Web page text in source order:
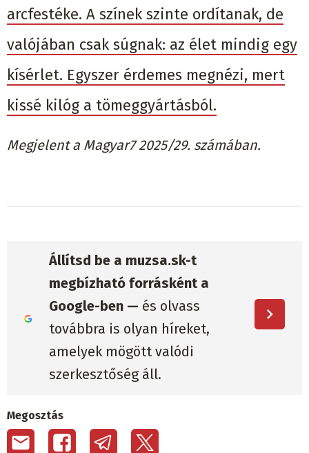
arcfestéke. A színek szinte ordítanak, de
valójában csak súgnak: az élet mindig egy
kísérlet. Egyszer érdemes megnézi, mert
kissé kilóg a tömeggyártásból.
Megjelent a Magyar7 2025/29. számában.
Állítsd be a muzsa.sk-t
megbízható forrásként a
Google-ben — és olvass
továbbra is olyan híreket,
amelyek mögött valódi
szerkesztőség áll.
Megosztás